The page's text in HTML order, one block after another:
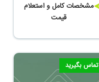
مشخصات کامل و استعلام
قیمت
تماس بگیرید